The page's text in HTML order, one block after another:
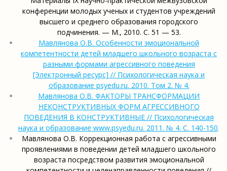
конференции молодых ученых и студентов учреждений
высшего и среднего образования городского
подчинения. — М., 2010. С. 51 — 53.
Мавлянова О.В. Особенности эмоциональной
компетентности детей младшего школьного возраста с
разными формами агрессивного поведения
[Электронный ресурс] // Психологическая наука и
образование psyedu.ru. 2010. Том 2. № 4.
Мавлянова О.В. ФАКТОРЫ ТРАНСФОРМАЦИИ
НЕКОНСТРУКТИВНЫХ ФОРМ АГРЕССИВНОГО
ПОВЕДЕНИЯ В КОНСТРУКТИВНЫЕ // Психологическая
наука и образование www.psyedu.ru. 2011. № 4. С. 140-150.
Мавлянова О.В. Коррекционная работа с агрессивными
проявлениями в поведении детей младшего школьного
возраста посредством развития эмоциональной